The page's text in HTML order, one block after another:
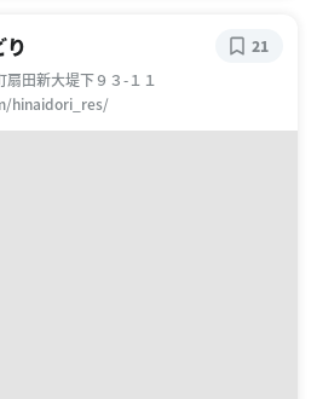
り
田新大堤下９３-１１
hinaidori_res/
21